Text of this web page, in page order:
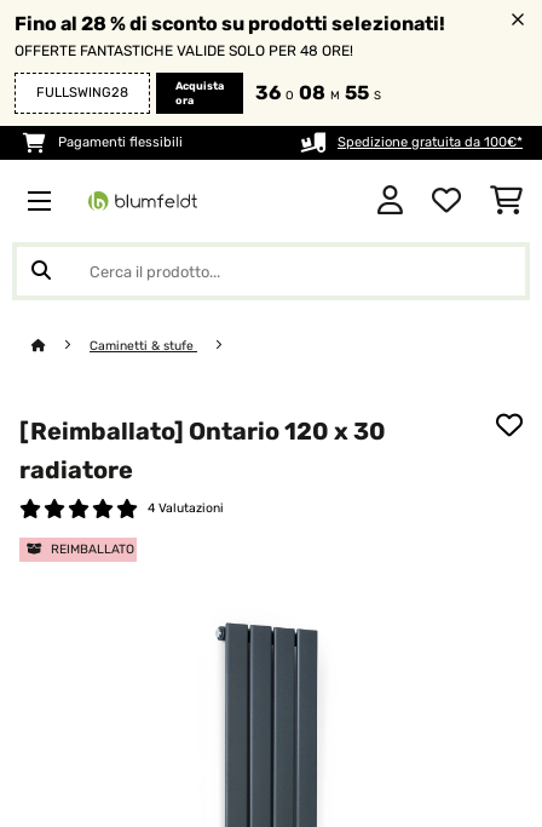
Fino al 28 % di sconto su prodotti selezionati!
OFFERTE FANTASTICHE VALIDE SOLO PER 48 ORE!
FULLSWING28
Acquista
ora
36 O 08 M 54 S
Pagamenti flessibili Spedizione gratuita da 100€*
Caminetti & stufe
[Reimballato] Ontario 120 x 30
radiatore
4 Valutazioni
REIMBALLATO